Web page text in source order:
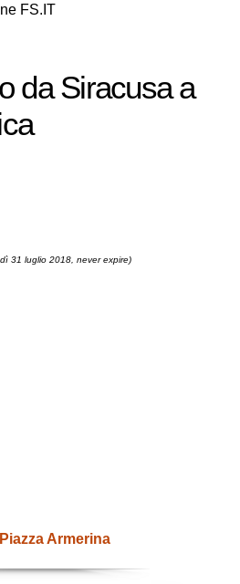
FS.IT
da Siracusa a
31 luglio 2018, never expire)
Armerina